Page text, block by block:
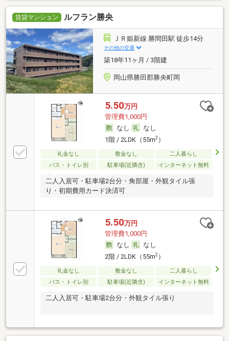
賃貸マンション ルフラン勝央
ＪＲ姫新線 勝間田駅 徒歩14分
その他の交通
築18年11ヶ月 / 3階建
岡山県勝田郡勝央町岡
5.50万円
管理費1,000円
なし
なし
1階 / 2LDK（55m2）
礼金なし 敷金なし
二人暮らし
バス・トイレ別
駐車場(近隣含) インターネット無料
二人入居可・駐車場2台分・角部屋・外観タイル張
り・初期費用カード決済可
5.50万円
管理費1,000円
なし
なし
2階 / 2LDK（55m2）
礼金なし 敷金なし
二人暮らし
バス・トイレ別
駐車場(近隣含) インターネット無料
二人入居可・駐車場2台分・外観タイル張り